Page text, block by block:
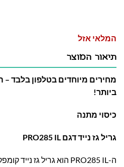
המלאי אזל
תיאור המוצר
מחירים מיוחדים בטלפון בלבד –
ביותר!
כיסוי מתנה
גריל גז נייד דגם PRO285 IL